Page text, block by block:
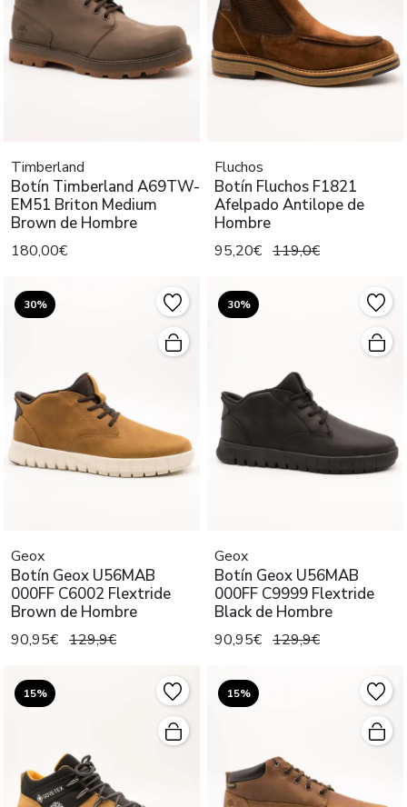
Timberland
Botín Timberland A69TW-
EM51 Briton Medium
Brown de Hombre
180,00€
Fluchos
Botín Fluchos F1821
Afelpado Antilope de
Hombre
95,20€ 119,0€
30%
Geox
Botín Geox U56MAB
000FF C6002 Flextride
Brown de Hombre
90,95€ 129,9€
30%
Geox
Botín Geox U56MAB
000FF C9999 Flextride
Black de Hombre
90,95€ 129,9€
15% 15%